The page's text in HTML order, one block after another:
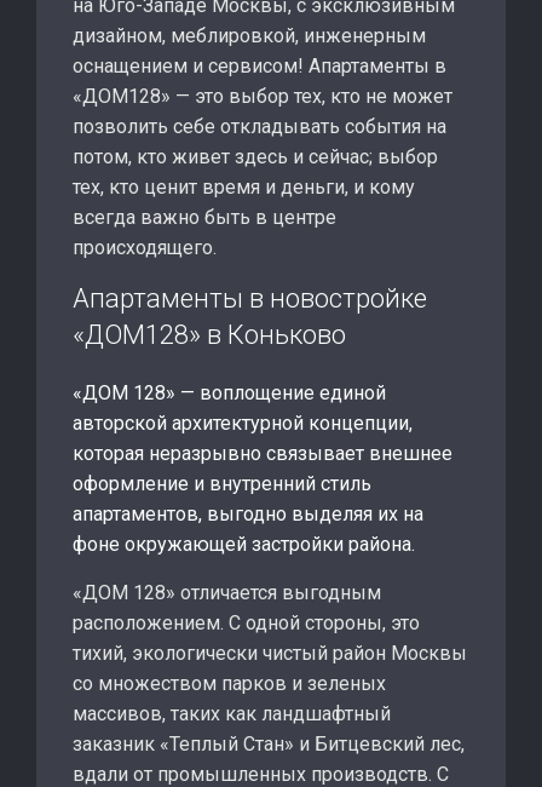
на Юго-Западе Москвы, с эксклюзивным
дизайном, меблировкой, инженерным
оснащением и сервисом! Апартаменты в
«ДОМ128» — это выбор тех, кто не может
позволить себе откладывать события на
потом, кто живет здесь и сейчас; выбор
тех, кто ценит время и деньги, и кому
всегда важно быть в центре
происходящего.
Апартаменты в новостройке
«ДОМ128» в Коньково
«ДОМ 128» — воплощение единой
авторской архитектурной концепции,
которая неразрывно связывает внешнее
оформление и внутренний стиль
апартаментов, выгодно выделяя их на
фоне окружающей застройки района.
«ДОМ 128» отличается выгодным
расположением. С одной стороны, это
тихий, экологически чистый район Москвы
со множеством парков и зеленых
массивов, таких как ландшафтный
заказник «Теплый Стан» и Битцевский лес,
вдали от промышленных производств. С